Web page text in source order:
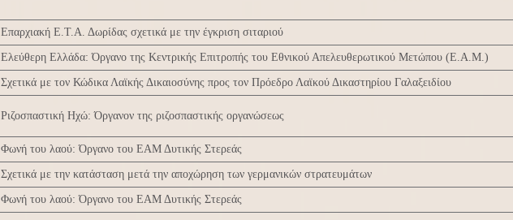
Επαρχιακή Ε.Τ.Α. Δωρίδας σχετικά με την έγκριση σιταριού
Ελεύθερη Ελλάδα: Όργανο της Κεντρικής Επιτροπής του Εθνικού Απελευθερωτικού Μετώπου (Ε.Α.Μ.)
Σχετικά με τον Κώδικα Λαϊκής Δικαιοσύνης προς τον Πρόεδρο Λαϊκού Δικαστηρίου Γαλαξειδίου
Ριζοσπαστική Ηχώ: Όργανον της ριζοσπαστικής οργανώσεως
Φωνή του λαού: Όργανο του ΕΑΜ Δυτικής Στερεάς
Σχετικά με την κατάσταση μετά την αποχώρηση των γερμανικών στρατευμάτων
Φωνή του λαού: Όργανο του ΕΑΜ Δυτικής Στερεάς